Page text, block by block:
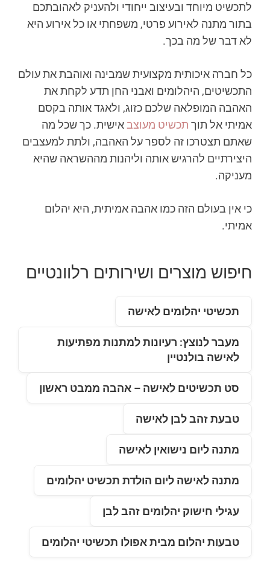
לתכשיט מיוחד ובעיצוב ייחודי ולהעניק לאהובתכם
בתור מתנה לאירוע פרטי, משפחתי או כל אירוע היא
לא דבר של מה בכך.
כל חברה איכותית מקצועית שמבינה ואוהבת את עולם
התכשיטים, היהלומים ואבני החן תדע לקחת את
האהבה המופלאה שלכם כזוג, ולאגד אותה בקסם
אמיתי אל תוך תכשיט מעוצבאישית. כך שכל מה
שאתם תצטרכו זה לספר על האהבה, ולתת למעצבים
היצירתיים להרגיש אותה וליהנות מההשראה שהיא
מעניקה.
כי אין בעולם הזה כמו אהבה אמיתית, היא יהלום
אמיתי.
חיפוש מוצרים ושירותים רלוונטיים
תכשיטי יהלומים לאישה
מעבר לנוצץ: רעיונות למתנות מפתיעות
לאישה בולנטיין
סט תכשיטים לאישה – אהבה ממבט ראשון
טבעת זהב לבן לאישה
מתנה ליום נישואין לאישה
מתנה לאישה ליום הולדת תכשיט יהלומים
עגילי חישוק יהלומים זהב לבן
טבעות יהלום מבית אפולו תכשיטי יהלומים